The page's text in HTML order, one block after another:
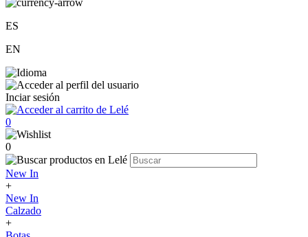
ES
EN
Inciar sesión
0
0
New In
+
New In
Calzado
+